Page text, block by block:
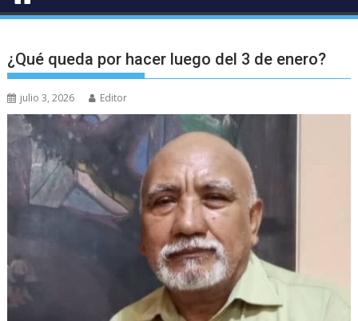
¿Qué queda por hacer luego del 3 de enero?
julio 3, 2026 Editor